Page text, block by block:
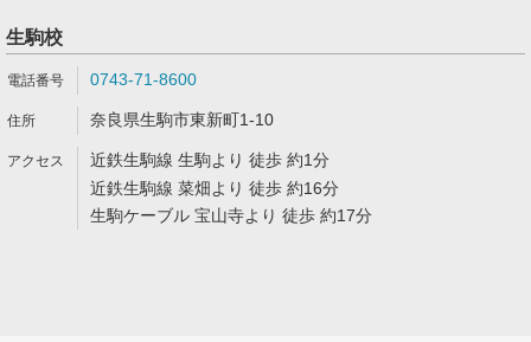
生駒校
0743-71-8600
奈良県生駒市東新町1-10
近鉄生駒線 生駒より 徒歩 約1分
近鉄生駒線 菜畑より 徒歩 約16分
生駒ケーブル 宝山寺より 徒歩 約17分